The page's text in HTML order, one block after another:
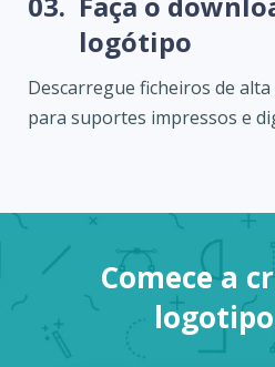
logótipo
Descarregue ficheiros de
para suportes impressos e
Comece a